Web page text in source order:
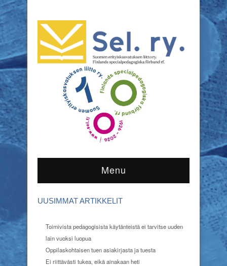
Menu
UUSIMMAT ARTIKKELIT
Toimivista pedagogisista käytänteistä ei tarvitse uuden
lain vuoksi luopua
Oppilaskohtaisen tuen asiakirjasta ja tuesta
Ei riittävästi tukea, eikä ainakaan heti